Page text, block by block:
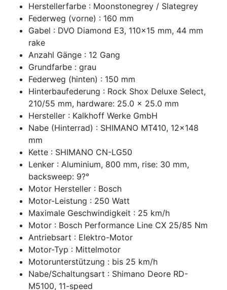
Herstellerfarbe : Moonstonegrey / Slategrey
Federweg (vorne) : 160 mm
Gabel : DVO Diamond E3, 110x15 mm, 44 mm
rake
Anzahl Gänge : 12 Gang
Grundfarbe : grau
Federweg (hinten) : 150 mm
Hinterbaufederung : Rock Shox Deluxe Select,
210/55 mm, hardware: 25.0 x 25.0 mm
Hersteller : Kalkhoff Werke GmbH
Nabe (Hinterrad) : SHIMANO MT410, 12x148
mm
Kette : SHIMANO CN-LG50
Lenker : Aluminium, 800 mm, rise: 30 mm,
backsweep: 9?°
Motor Hersteller : Bosch
Motor-Leistung : 250 Watt
Maximale Geschwindigkeit : 25 km/h
Motor : Bosch Performance Line CX 25/85 Nm
Antriebsart : Elektro-Motor
Motor-Typ : Mittelmotor
Motorunterstützung : bis 25 km/h
Nabe/Schaltungsart : Shimano Deore RD-
M5100, 11-speed